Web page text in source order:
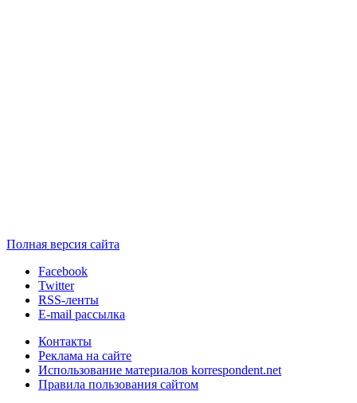
Полная версия сайта
Facebook
Twitter
RSS-ленты
E-mail рассылка
Контакты
Реклама на сайте
Использование материалов korrespondent.net
Правила пользования сайтом